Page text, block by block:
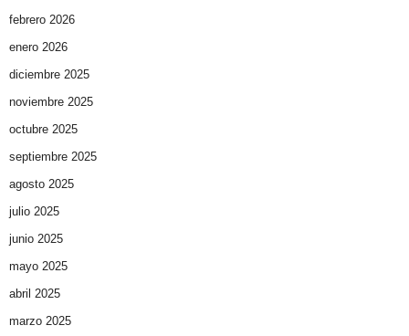
febrero 2026
enero 2026
diciembre 2025
noviembre 2025
octubre 2025
septiembre 2025
agosto 2025
julio 2025
junio 2025
mayo 2025
abril 2025
marzo 2025